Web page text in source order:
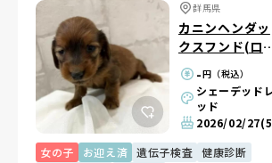
群馬県
カニンヘンダッ
クスフンド(ロ
グ) -円（税込）
シェーデッド
ッド
2026/02/27
女の子
お迎え済 遺伝子検査
健康診断